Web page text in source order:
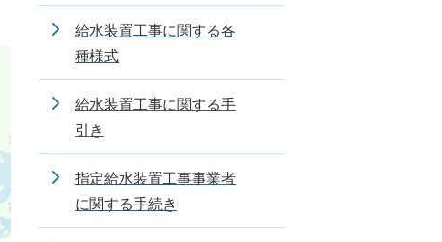
給水装置工事に関する各
種様式
給水装置工事に関する手
引き
指定給水装置工事事業者
に関する手続き